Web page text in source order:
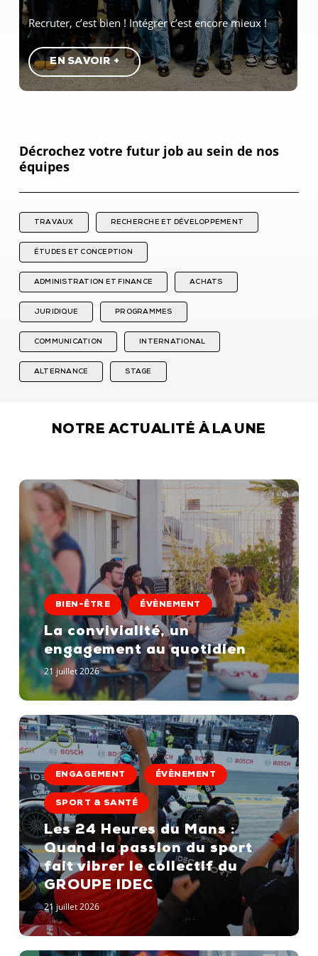
Recruter, c’est bien ! Intégrer c’est encore mieux !
EN SAVOIR +
Décrochez votre futur job au sein de nos
équipes
TRAVAUX RECHERCHE ET DÉVELOPPEMENT
ÉTUDES ET CONCEPTION
ADMINISTRATION ET FINANCE ACHATS
JURIDIQUE PROGRAMMES
COMMUNICATION INTERNATIONAL
ALTERNANCE STAGE
NOTRE ACTUALITÉ À LA UNE
La
convivialité,
un
engagement
au
quotidien
BIEN-ÊTRE ÉVÈNEMENT
La convivialité, un
engagement au quotidien
21 juillet 2026
Les
24
Heures
du
Mans
:
Quand
la
passion
sport
ENGAGEMENT ÉVÈNEMENT
SPORT & SANTÉ
Les 24 Heures du Mans :
Quand la passion du sport
fait vibrer le collectif du
GROUPE IDEC
21 juillet 2026